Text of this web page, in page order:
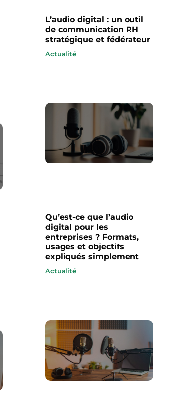
L’audio digital : un outil
de communication RH
stratégique et fédérateur
Actualité
Qu’est-ce que l’audio
digital pour les
entreprises ? Formats,
usages et objectifs
expliqués simplement
Actualité